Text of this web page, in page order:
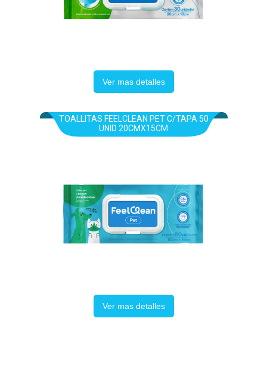
Ver mas detalles
TOALLITAS FEELCLEAN PET C/TAPA 50
UNID 20CMX15CM
Ver mas detalles